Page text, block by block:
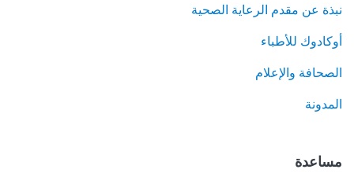
نبذة عن مقدم الرعاية الصحية
أوكادوك للأطباء
الصحافة والإعلام
المدونة
مساعدة